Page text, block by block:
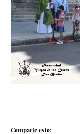
Comparte esto: